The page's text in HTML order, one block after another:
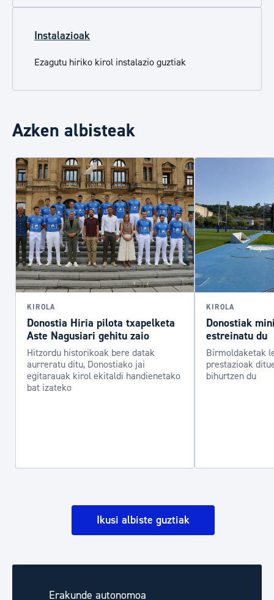
Instalazioak
Ezagutu hiriko kirol instalazio guztiak
Azken albisteak
KIROLA
Donostia Hiria pilota txapelketa
Aste Nagusiari gehitu zaio
Hitzordu historikoak bere datak
aurreratu ditu, Donostiako jai
egitarauak kirol ekitaldi handienetako
bat izateko
KIROLA
Donostiak
estreinatu du
Birmoldaketak
prestazioak
bihurtzen du
Ikusi albiste guztiak
Erakunde autonomoa